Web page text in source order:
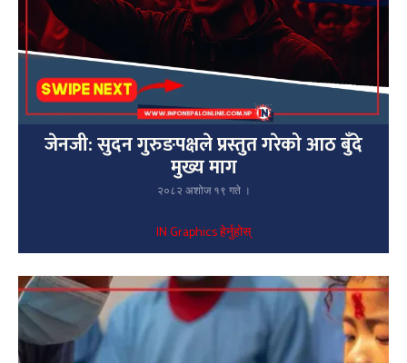
जेनजी: सुदन गुरुङपक्षले प्रस्तुत गरेको आठ बुँदे
मुख्य माग
२०८२ अशोज १९ गते ।
IN Graphics हेर्नुहोस्